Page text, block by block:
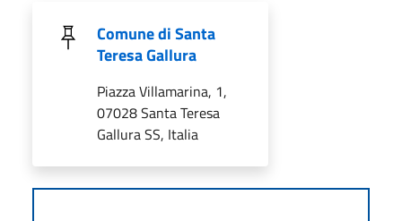
Comune di Santa
Teresa Gallura
Piazza Villamarina, 1,
07028 Santa Teresa
Gallura SS, Italia